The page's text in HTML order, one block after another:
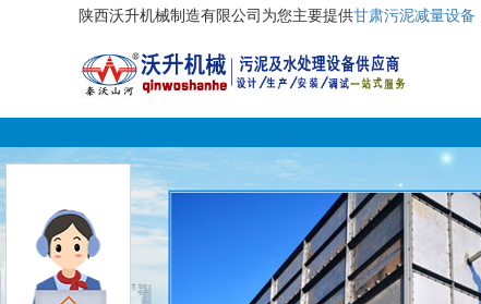
陕西沃升机械制造有限公司为您主要提供甘肃污泥减量设备